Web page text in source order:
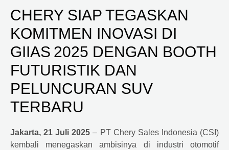
CHERY SIAP TEGASKAN
KOMITMEN INOVASI DI
GIIAS 2025 DENGAN BOOTH
FUTURISTIK DAN
PELUNCURAN SUV
TERBARU
Jakarta, 21 Juli 2025– PT Chery Sales Indonesia (CSI)
kembali menegaskan ambisinya di industri otomotif